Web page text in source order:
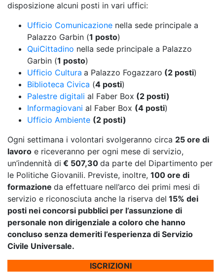
disposizione alcuni posti in vari uffici:
Ufficio Comunicazione nella sede principale a
Palazzo Garbin (1 posto)
QuiCittadino nella sede principale a Palazzo
Garbin (1 posto)
Ufficio Cultura a Palazzo Fogazzaro (2 posti)
Biblioteca Civica (4 posti)
Palestre digitali al Faber Box (2 posti)
Informagiovani al Faber Box (4 posti)
Ufficio Ambiente (2 posti)
Ogni settimana i volontari svolgeranno circa 25 ore di
lavoro e riceveranno per ogni mese di servizio,
un’indennità di € 507,30 da parte del Dipartimento per
le Politiche Giovanili. Previste, inoltre, 100 ore di
formazione da effettuare nell’arco dei primi mesi di
servizio e riconosciuta anche la riserva del 15% dei
posti nei concorsi pubblici per l’assunzione di
personale non dirigenziale a coloro che hanno
concluso senza demeriti l’esperienza di Servizio
Civile Universale.
ISCRIZIONI